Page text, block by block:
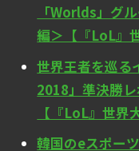
「Worlds」グ
編＞【『LoL』
世界王者を巡
2018」準決勝
【『LoL』世界
韓国のeスポー